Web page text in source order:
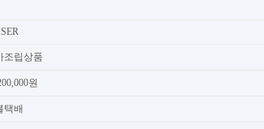
조립상품
원
택배